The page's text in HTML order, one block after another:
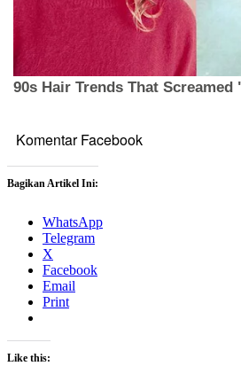
Komentar Facebook
Bagikan Artikel Ini:
WhatsApp
Telegram
X
Facebook
Email
Print
Like this: